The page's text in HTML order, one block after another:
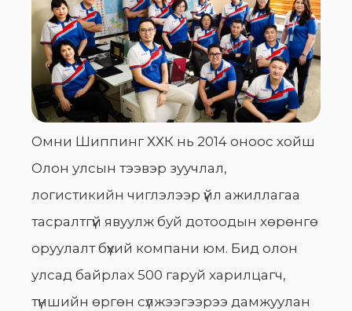
Омни Шиппинг ХХК нь 2014 оноос хойш
Олон улсын тээвэр зуучлал,
логистикийн чиглэлээр үйл ажиллагаа
тасралтгүй явуулж буй дотоодын хөрөнгө
оруулалт бүхий компани юм. Бид олон
улсад байрлах 500 гаруй харилцагч,
түншийн өргөн сүлжээгээрээ дамжуулан